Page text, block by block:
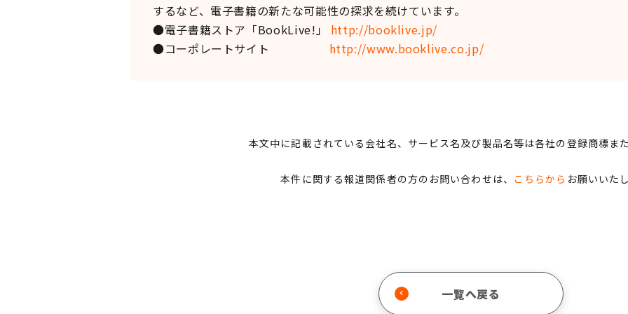
するなど、電子書籍の新たな可能性の探求を続けています。
●電子書籍ストア「BookLive!」 http://booklive.jp/
●コーポレートサイト http://www.booklive.co.jp/
本文中に記載されている会社名、サービス名及び製品名等は各社の登録商標また
本件に関する報道関係者の方のお問い合わせは、 こちらから お願いいた
一覧へ戻る